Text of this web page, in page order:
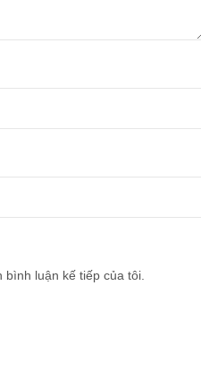
bình luận kế tiếp của tôi.